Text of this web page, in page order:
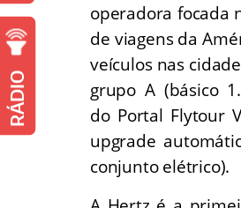
operadora focada
de viagens da
veículos nas
grupo A (básico
do Portal Flytour
upgrade
conjunto elétrico).
RÁDIO